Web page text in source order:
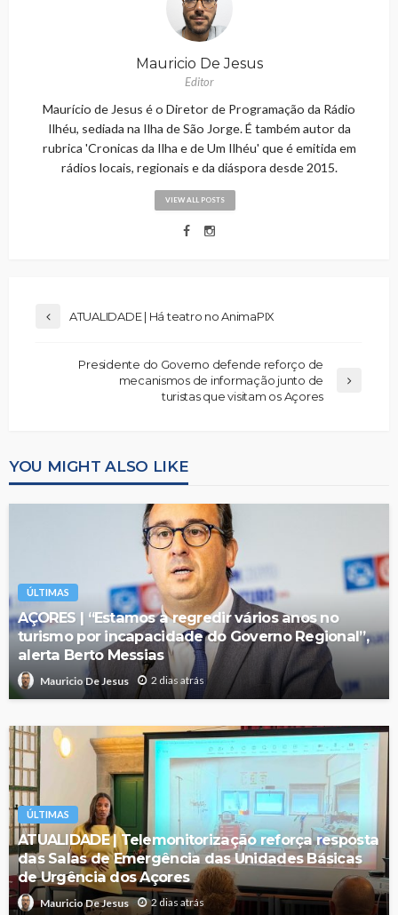
Mauricio De Jesus
Editor
Maurício de Jesus é o Diretor de Programação da Rádio
Ilhéu, sediada na Ilha de São Jorge. É também autor da
rubrica 'Cronicas da Ilha e de Um Ilhéu' que é emitida em
rádios locais, regionais e da diáspora desde 2015.
VIEW ALL POSTS
ATUALIDADE | Há teatro no AnimaPIX
Presidente do Governo defende reforço de
mecanismos de informação junto de
turistas que visitam os Açores
YOU MIGHT ALSO LIKE
ÚLTIMAS
AÇORES | “Estamos a regredir vários anos no
turismo por incapacidade do Governo Regional”,
alerta Berto Messias
Mauricio De Jesus 2 dias atrás
ÚLTIMAS
ATUALIDADE | Telemonitorização reforça resposta
das Salas de Emergência das Unidades Básicas
de Urgência dos Açores
Mauricio De Jesus 2 dias atrás